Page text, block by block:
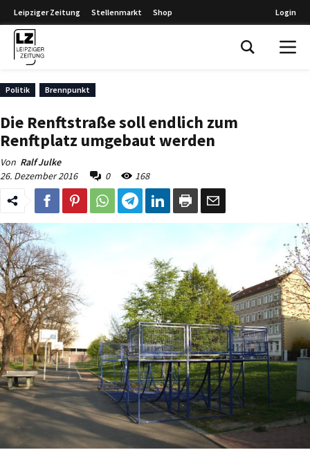
Leipziger Zeitung Stellenmarkt Shop Login
Politik Brennpunkt
Die Renftstraße soll endlich zum
Renftplatz umgebaut werden
Von Ralf Julke
26. Dezember 2016
0 168